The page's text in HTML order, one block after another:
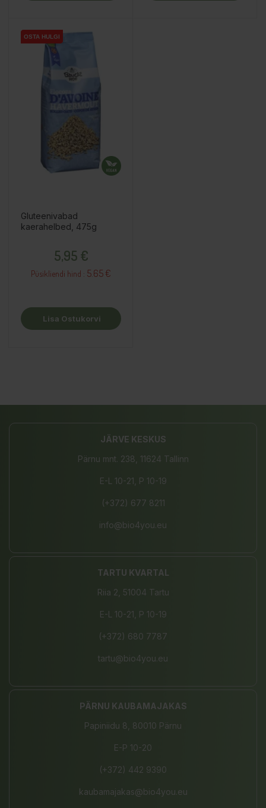
OSTA HULGI
OSTA HULGI
OSTA HULGI
Gluteenivabad
kaerahelbed, 475g
5,95 €
Püsikliendi hind : 5.65 €
Lisa Ostukorvi
JÄRVE KESKUS
Pärnu mnt. 238, 11624 Tallinn
E-L 10-21, P 10-19
(+372) 677 8211
info@bio4you.eu
TARTU KVARTAL
Riia 2, 51004 Tartu
E-L 10-21, P 10-19
(+372) 680 7787
tartu@bio4you.eu
PÄRNU KAUBAMAJAKAS
Papiniidu 8, 80010 Pärnu
E-P 10-20
(+372) 442 9390
kaubamajakas@bio4you.eu